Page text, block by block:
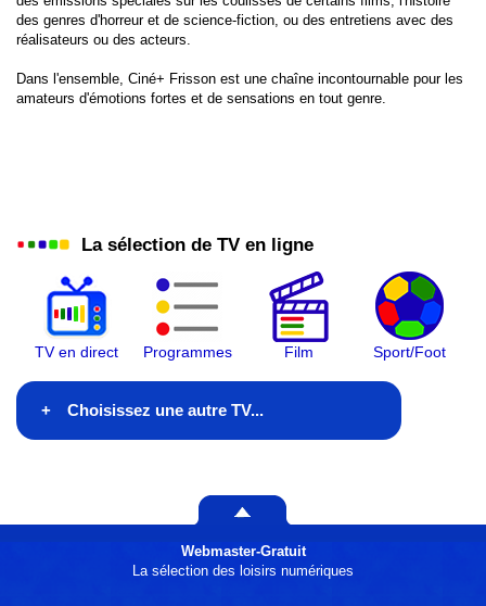
des genres d'horreur et de science-fiction, ou des entretiens avec des
réalisateurs ou des acteurs.
Dans l'ensemble, Ciné+ Frisson est une chaîne incontournable pour les
amateurs d'émotions fortes et de sensations en tout genre.
La sélection de TV en ligne
TV en direct Programmes Film Sport/Foot
Choisissez une autre TV...
Ce soir à la télé
Généralistes
Webmaster-Gratuit
La sélection des loisirs numériques